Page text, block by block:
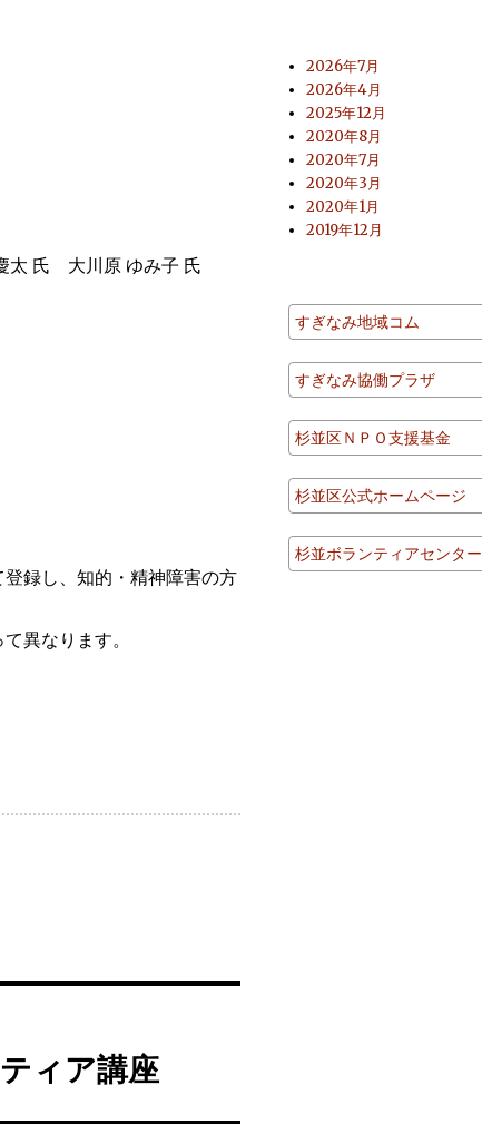
太 氏 大川原 ゆみ子 氏
録し、知的・精神障害の方
異なります。
ィア講座
2026年7月
2026年4月
2025年12月
2020年8月
2020年7月
2020年3月
2020年1月
2019年12月
すぎなみ地域コム
すぎなみ協働プラザ
杉並区ＮＰＯ支援基金
杉並区公式ホームページ
杉並ボランティアセンター